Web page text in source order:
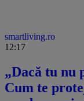
smartliving.ro
12:17
„Dacă tu nu
Cum te